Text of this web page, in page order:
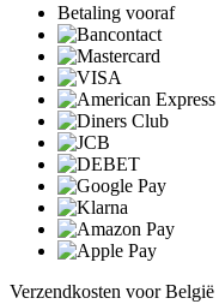
Betaling vooraf
Verzendkosten voor België